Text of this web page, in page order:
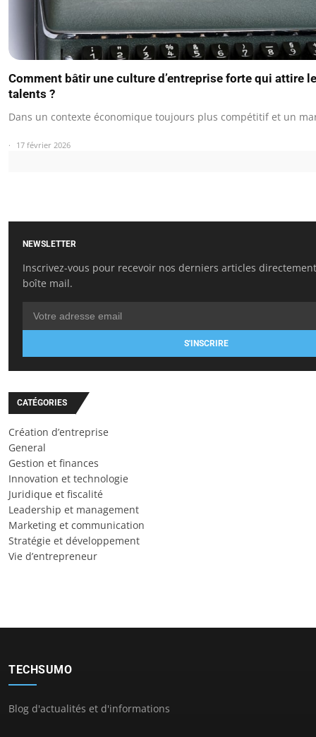
Comment bâtir une culture d’entreprise forte qui attire
talents ?
Dans un contexte économique toujours plus compétitif et un
17 février 2026
NEWSLETTER
Inscrivez-vous pour recevoir nos derniers articles
boîte mail.
S'INSCRIRE
CATÉGORIES
Création d’entreprise
General
Gestion et finances
Innovation et technologie
Juridique et fiscalité
Leadership et management
Marketing et communication
Stratégie et développement
Vie d’entrepreneur
TECHSUMO
Blog d'actualités et d'informations